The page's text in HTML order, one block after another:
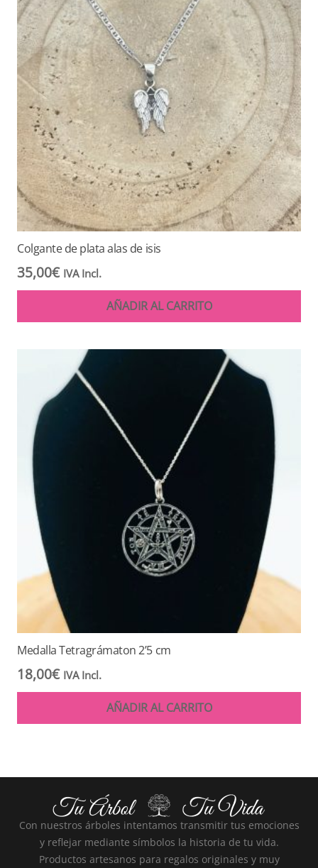
Colgante de plata alas de isis
35,00€ IVA Incl.
AÑADIR AL CARRITO
Medalla Tetragrámaton 2’5 cm
18,00€ IVA Incl.
AÑADIR AL CARRITO
Con nuestros árboles intentamos transmitir tus emociones
y reflejar mediante símbolos la historia de tu vida.
Productos artesanos para regalos originales y muy